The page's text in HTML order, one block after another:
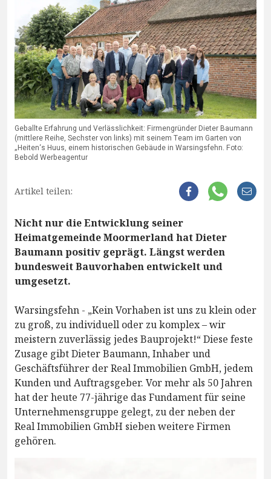
Geballte Erfahrung und Verlässlichkeit: Firmengründer Dieter Baumann
(mittlere Reihe, Sechster von links) mit seinem Team im Garten von
„Heiten‘s Huus, einem historischen Gebäude in Warsingsfehn. Foto:
Bebold Werbeagentur
Artikel teilen:
Nicht nur die Entwicklung seiner
Heimatgemeinde Moormerland hat Dieter
Baumann positiv geprägt. Längst werden
bundesweit Bauvorhaben entwickelt und
umgesetzt.
Warsingsfehn - „Kein Vorhaben ist uns zu klein oder
zu groß, zu individuell oder zu komplex – wir
meistern zuverlässig jedes Bauprojekt!“ Diese feste
Zusage gibt Dieter Baumann, Inhaber und
Geschäftsführer der Real Immobilien GmbH, jedem
Kunden und Auftragsgeber. Vor mehr als 50 Jahren
hat der heute 77-jährige das Fundament für seine
Unternehmensgruppe gelegt, zu der neben der
Real Immobilien GmbH sieben weitere Firmen
gehören.